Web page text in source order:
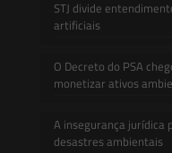
STJ divide
artificiais
O Decreto do PSA
monetizar ativos
A insegurança jurídica
desastres ambientais